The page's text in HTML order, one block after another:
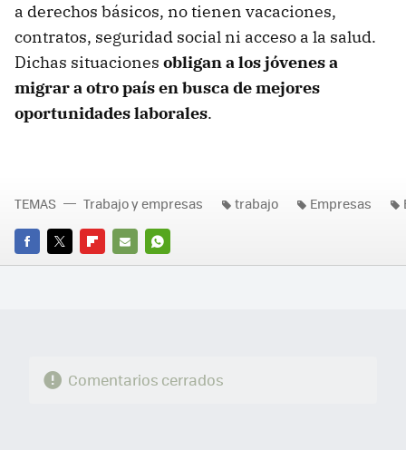
a derechos básicos, no tienen vacaciones,
contratos, seguridad social ni acceso a la salud.
Dichas situaciones obligan a los jóvenes a
migrar a otro país en busca de mejores
oportunidades laborales.
FACEBOOK
TWITTERFLIPBOARD
E-
WHATSAPP
TEMAS Trabajo y empresas trabajo Empresas
Comentarios cerrados